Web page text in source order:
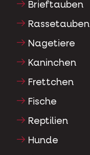
Brieftauben
Rassetauben
Nagetiere
Kaninchen
Frettchen
Fische
Reptilien
Hunde